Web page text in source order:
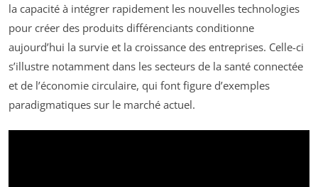
la capacité à intégrer rapidement les nouvelles technologies
pour créer des produits différenciants conditionne
aujourd’hui la survie et la croissance des entreprises. Celle-ci
s’illustre notamment dans les secteurs de la santé connectée
et de l’économie circulaire, qui font figure d’exemples
paradigmatiques sur le marché actuel.